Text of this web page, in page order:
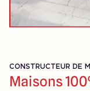
CONSTRUCTEUR DE
Maisons